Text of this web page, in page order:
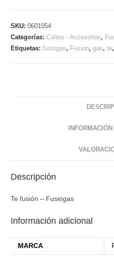
SKU:0601054
Categorías:Caños - Accesorios,
Etiquetas:fusiogas, Fusion,gas,te
Descripción
Te fusión – Fusiogas
Información adicional
MARCA